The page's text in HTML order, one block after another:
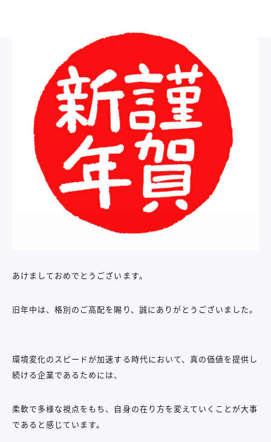
あけましておめでとうございます。
旧年中は、格別のご高配を賜り、誠にありがとうございました。
環境変化のスピードが加速する時代において、真の価値を提供し
続ける企業であるためには、
柔軟で多様な視点をもち、自身の在り方を変えていくことが大事
であると感じています。